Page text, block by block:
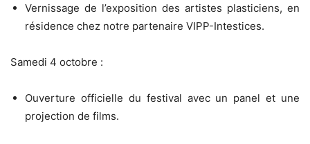
Vernissage de l’exposition des artistes plasticiens, en
résidence chez notre partenaire VIPP-Intestices.
Samedi 4 octobre :
Ouverture officielle du festival avec un panel et une
projection de films.